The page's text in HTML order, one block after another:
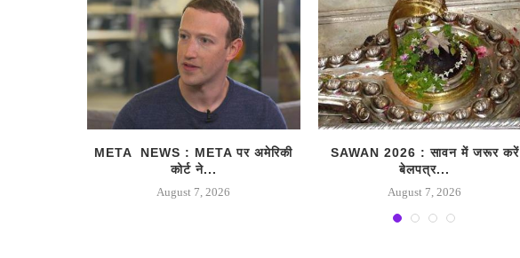
META NEWS : META पर अमेरिकी
कोर्ट ने...
August 7, 2026
SAWAN 2026 : सावन में जरूर करें
बेलपत्र...
August 7, 2026